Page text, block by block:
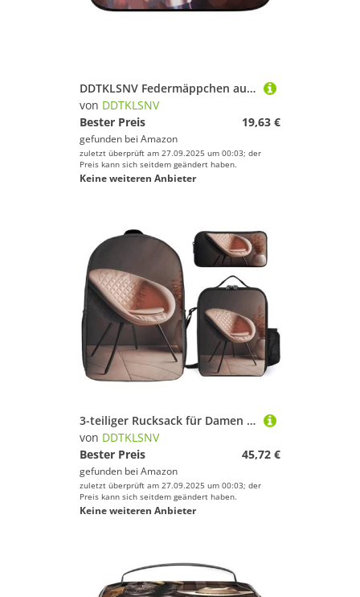
DDTKLSNV Federmäppchen aus Leder, wasserdicht, niedliches Federmäppchen, Reise-Kosmetiktasche, Make-up-Tasche, Organizer, Stifthalter für Männer und Frauen, Karaoke-Mikrofon
von DDTKLSNV
Bester Preis
19,63 €
gefunden bei Amazon
zuletzt überprüft am 27.09.2025 um 00:03; der
Preis kann sich seitdem geändert haben.
Keine weiteren Anbieter
3-teiliger Rucksack für Damen und Herren, leicht, lässig, Tagesrucksack, Schultertaschen-Set mit isolierter Lunchtasche und Federmäppchen, Organizer, moderner Stil
von DDTKLSNV
Bester Preis
45,72 €
gefunden bei Amazon
zuletzt überprüft am 27.09.2025 um 00:03; der
Preis kann sich seitdem geändert haben.
Keine weiteren Anbieter